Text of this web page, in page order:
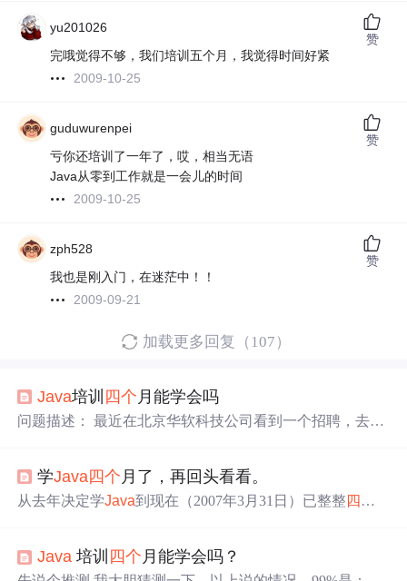
yu201026
完哦觉得不够，我们培训五个月，我觉得时间好紧
2009-10-25
赞
guduwurenpei
亏你还培训了一年了，哎，相当无语
Java从零到工作就是一会儿的时间
2009-10-25
赞
zph528
我也是刚入门，在迷茫中！！
2009-09-21
赞
加载更多回复（107）
Java培训 四个 月能学会吗
问题描述： 最近在北京华软科技公司看到一个招聘，去咨
业，四个月能学会吗？谢谢了！！！ 下面是正文： 一般说
不要学费，上岗后每月再还1000元这种十有八九都不靠
行的样子了。在互联网爆火????的初期...
学Java四个 月了，再回头看看。
从去年决定学Java到现在（2007年3月31日）已整整四个
全靠自己摸索。我这样学，能有什么收获？？？ 自己学
能力，是我的强项。但这个真的是一种感觉，它是以外在
Java 培训 四个 月能学会吗？